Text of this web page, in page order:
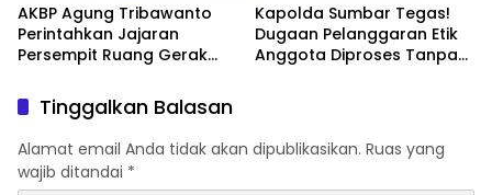
AKBP Agung Tribawanto
Perintahkan Jajaran
Persempit Ruang Gerak
Pasaman Barat
Kapolda Sumbar Tegas!
Dugaan Pelanggaran Etik
Anggota Diproses Tanpa
Tinggalkan Balasan
Alamat email Anda tidak akan dipublikasikan. Ruas yang
wajib ditandai *